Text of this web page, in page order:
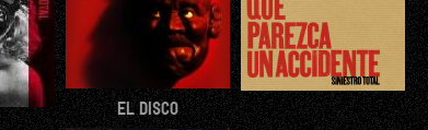
EL DISCO